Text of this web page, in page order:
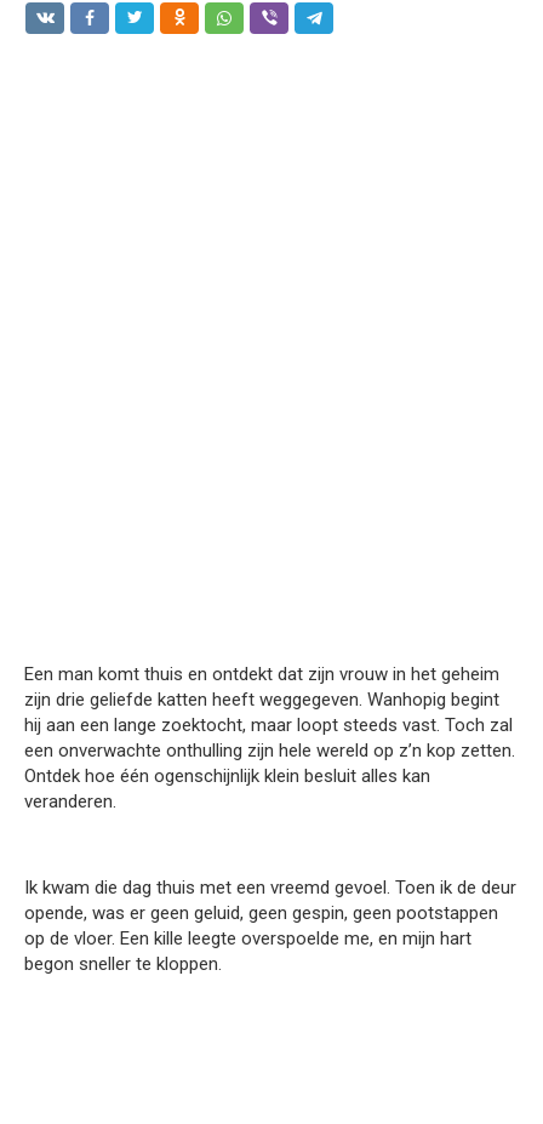
Een man komt thuis en ontdekt dat zijn vrouw in het geheim
zijn drie geliefde katten heeft weggegeven. Wanhopig begint
hij aan een lange zoektocht, maar loopt steeds vast. Toch zal
een onverwachte onthulling zijn hele wereld op z’n kop zetten.
Ontdek hoe één ogenschijnlijk klein besluit alles kan
veranderen.
Ik kwam die dag thuis met een vreemd gevoel. Toen ik de deur
opende, was er geen geluid, geen gespin, geen pootstappen
op de vloer. Een kille leegte overspoelde me, en mijn hart
begon sneller te kloppen.